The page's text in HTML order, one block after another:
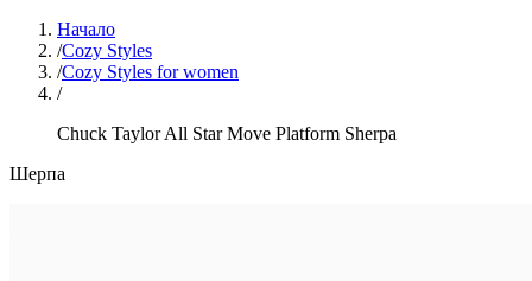
Начало
/Cozy Styles
/Cozy Styles for women
/
Chuck Taylor All Star Move Platform Sherpa
Шерпа